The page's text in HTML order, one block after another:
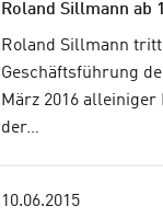
Roland Sillmann ab
Roland Sillmann
Geschäftsführung
März 2016
der…
10.06.2015